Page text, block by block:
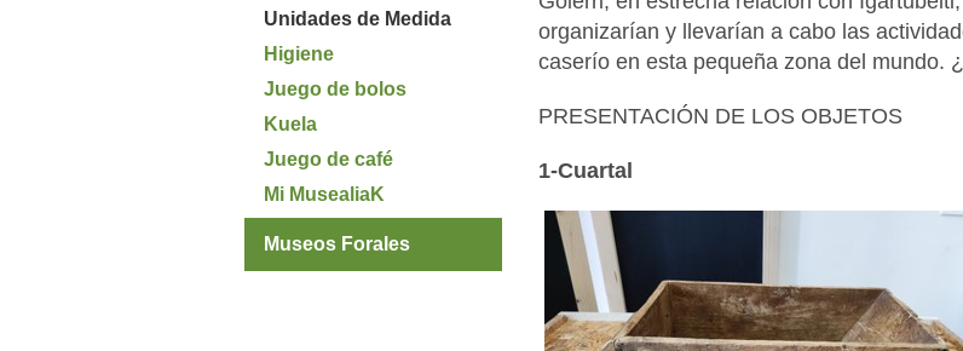
organizarían y llevarían a cabo las
caserío en esta pequeña zona del mundo.
PRESENTACIÓN DE LOS OBJETOS
1-Cuartal
Unidades de Medida
Higiene
Juego de bolos
Kuela
Juego de café
Mi MusealiaK
Museos Forales